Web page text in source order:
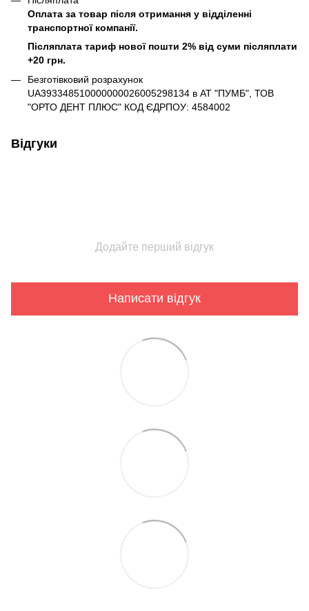
Оплата за товар після отримання у відділенні
транспортної компанії.
Післяплата тариф нової пошти 2% від суми післяплати
+20 грн.
Безготівковий розрахунок
UA393348510000000026005298134 в АТ "ПУМБ", ТОВ
"ОРТО ДЕНТ ПЛЮС" КОД ЄДРПОУ: 4584002
Відгуки
Додайте перший відгук
Написати відгук